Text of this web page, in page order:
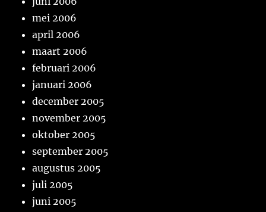
mei 2006
april 2006
maart 2006
februari 2006
januari 2006
december 2005
november 2005
oktober 2005
september 2005
augustus 2005
juli 2005
juni 2005